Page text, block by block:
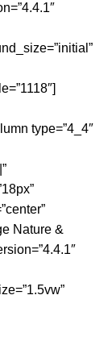
type=”4_4″
Nature &